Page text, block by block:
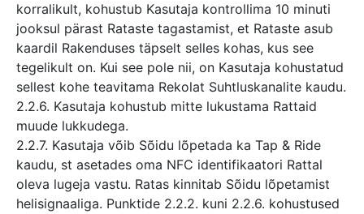
korralikult, kohustub Kasutaja kontrollima 10 minuti
jooksul pärast Rataste tagastamist, et Rataste asub
kaardil Rakenduses täpselt selles kohas, kus see
tegelikult on. Kui see pole nii, on Kasutaja kohustatud
sellest kohe teavitama Rekolat Suhtluskanalite kaudu.
2.2.6. Kasutaja kohustub mitte lukustama Rattaid
muude lukkudega.
2.2.7. Kasutaja võib Sõidu lõpetada ka Tap & Ride
kaudu, st asetades oma NFC identifikaatori Rattal
oleva lugeja vastu. Ratas kinnitab Sõidu lõpetamist
helisignaaliga. Punktide 2.2.2. kuni 2.2.6. kohustused